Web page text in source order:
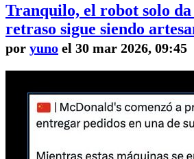
Tranquilo, el robot solo
retraso sigue siendo
por yuno el 30 mar 2026, 09:45